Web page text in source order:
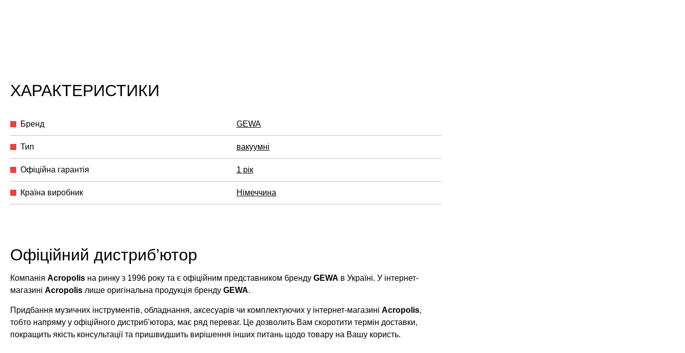
ХАРАКТЕРИСТИКИ
Бренд GEWA
Тип вакуумні
Офіційна гарантія 1 рік
Країна виробник Німеччина
Офіційний дистриб’ютор
Компанія Acropolis на ринку з 1996 року та є офіційним представником бренду GEWA в Україні. У інтернет-
магазині Acropolis лише оригінальна продукція бренду GEWA.
Придбання музичних інструментів, обладнання, аксесуарів чи комплектуючих у інтернет-магазині Acropolis,
тобто напряму у офіційного дистриб’ютора, має ряд переваг. Це дозволить Вам скоротити термін доставки,
покращить якість консультації та пришвидшить вирішення інших питань щодо товару на Вашу користь.